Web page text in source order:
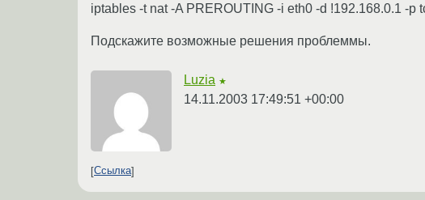
iptables -t nat -A PREROUTING -i eth0 -d !192.168.0.1 -
Подскажите возможные решения проблеммы.
Luzia ★
14.11.2003 17:49:51 +00:00
Ссылка